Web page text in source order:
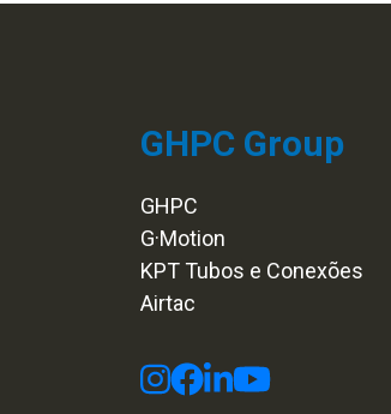
GHPC Group
GHPC
G·Motion
KPT Tubos e Conexões
Airtac